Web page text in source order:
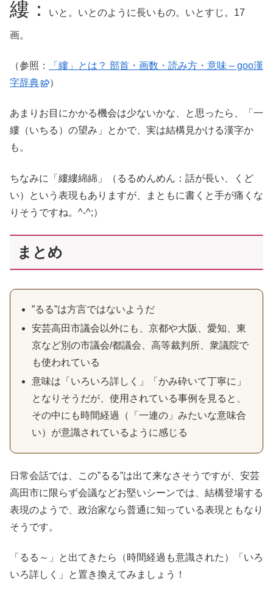
縷： いと。いとのように長いもの。いとすじ。17
画。
（参照：
「縷」とは？ 部首・画数・読み方・意味 – goo漢
字辞典
）
あまりお目にかかる機会は少ないかな、と思ったら、「一
縷（いちる）の望み」とかで、実は結構見かける漢字か
も。
ちなみに「縷縷綿綿」（るるめんめん：話が長い、くど
い）という表現もありますが、まともに書くと手が痛くな
りそうですね。^-^;）
まとめ
”るる”は方言ではないようだ
安芸高田市議会以外にも、京都や大阪、愛知、東
京など別の市議会/都議会、高等裁判所、衆議院で
も使われている
意味は「いろいろ詳しく」「かみ砕いて丁寧に」
となりそうだが、使用されている事例を見ると、
その中にも時間経過（「一連の」みたいな意味合
い）が意識されているように感じる
日常会話では、この”るる”は出て来なさそうですが、安芸
高田市に限らず会議などお堅いシーンでは、結構登場する
表現のようで、政治家なら普通に知っている表現ともなり
そうです。
「るる～」と出てきたら（時間経過も意識された）「いろ
いろ詳しく」と置き換えてみましょう！